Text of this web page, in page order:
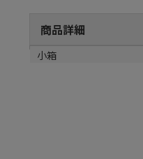
商品詳細
商品説明
メーカー品番
サイズ
重量
小箱